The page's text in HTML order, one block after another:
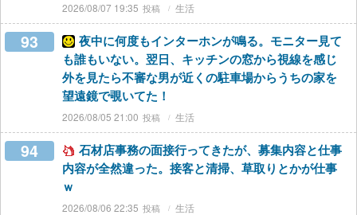
2026/08/07 19:35 生活
93
夜中に何度もインターホンが鳴る。モニター見て
も誰もいない。翌日、キッチンの窓から視線を感じ
外を見たら不審な男が近くの駐車場からうちの家を
望遠鏡で覗いてた！
2026/08/05 21:00 生活
94
石材店事務の面接行ってきたが、募集内容と仕事
内容が全然違った。接客と清掃、草取りとかが仕事
ｗ
2026/08/06 22:35 生活